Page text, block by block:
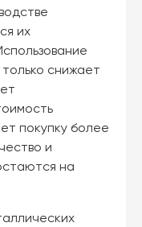
их
снижает
покупку более
и
на